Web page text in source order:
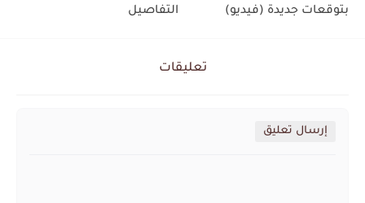
بتوقعات جديدة (فيديو)
التفاصيل
تعليقات
إرسال تعليق